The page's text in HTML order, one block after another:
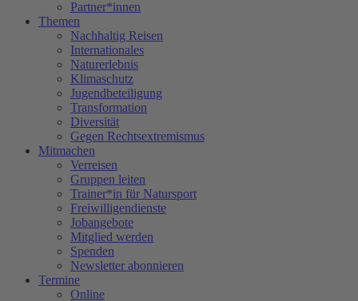
Partner*innen
Themen
Nachhaltig Reisen
Internationales
Naturerlebnis
Klimaschutz
Jugendbeteiligung
Transformation
Diversität
Gegen Rechtsextremismus
Mitmachen
Verreisen
Gruppen leiten
Trainer*in für Natursport
Freiwilligendienste
Jobangebote
Mitglied werden
Spenden
Newsletter abonnieren
Termine
Online